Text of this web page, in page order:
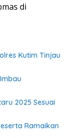
di
Kutim Tinjau
2025 Sesuai
Ramaikan